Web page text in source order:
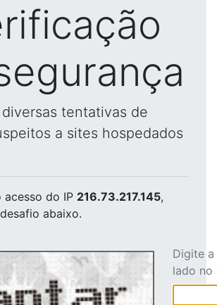
tentativas de
a sites hospedados
acesso do IP 216.73.217.145,
abaixo.
Digite
lado no